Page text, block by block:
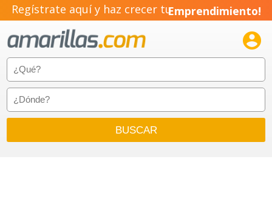
Regístrate aquí y haz crecer tuEmprendimiento!
